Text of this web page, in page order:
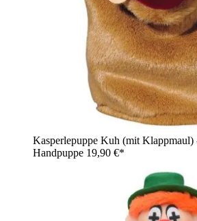
Kasperlepuppe Kuh (mit Klappmaul)
Handpuppe 19,90 €*